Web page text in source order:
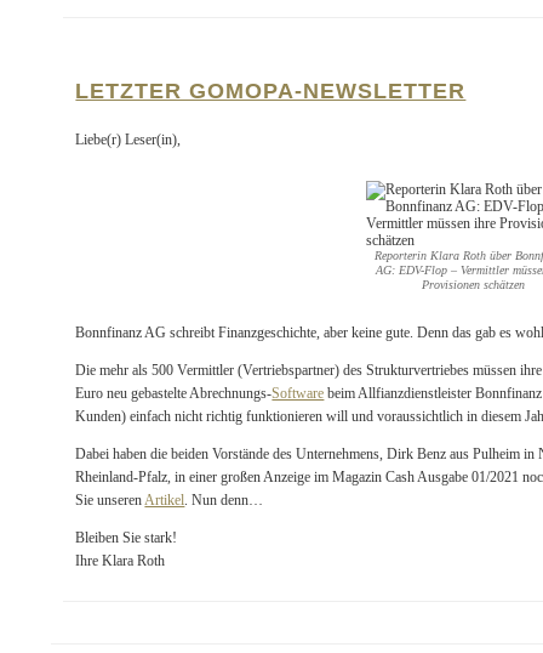
LETZTER GOMOPA-NEWSLETTER
Liebe(r) Leser(in),
Reporterin Klara Roth über
AG: EDV-Flop – Vermittler
Provisionen schätzen
Bonnfinanz AG schreibt Finanzgeschichte, aber keine gute. Denn das gab es
Die mehr als 500 Vermittler (Vertriebspartner) des Strukturvertriebes müssen
Euro neu gebastelte Abrechnungs-Software beim Allfianzdienstleister
Kunden) einfach nicht richtig funktionieren will und voraussichtlich in diesem
Dabei haben die beiden Vorstände des Unternehmens, Dirk Benz aus Pulheim
Rheinland-Pfalz, in einer großen Anzeige im Magazin Cash Ausgabe 01/2021
Sie unserenArtikel. Nun denn…
Bleiben Sie stark!
Ihre Klara Roth